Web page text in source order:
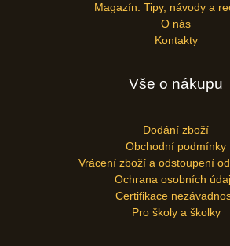
Magazín: Tipy, návody a
O nás
Kontakty
Vše o nákupu
Dodání zboží
Obchodní podmínky
Vrácení zboží a odstoupení
Ochrana osobních
Certifikace
Pro školy a školky